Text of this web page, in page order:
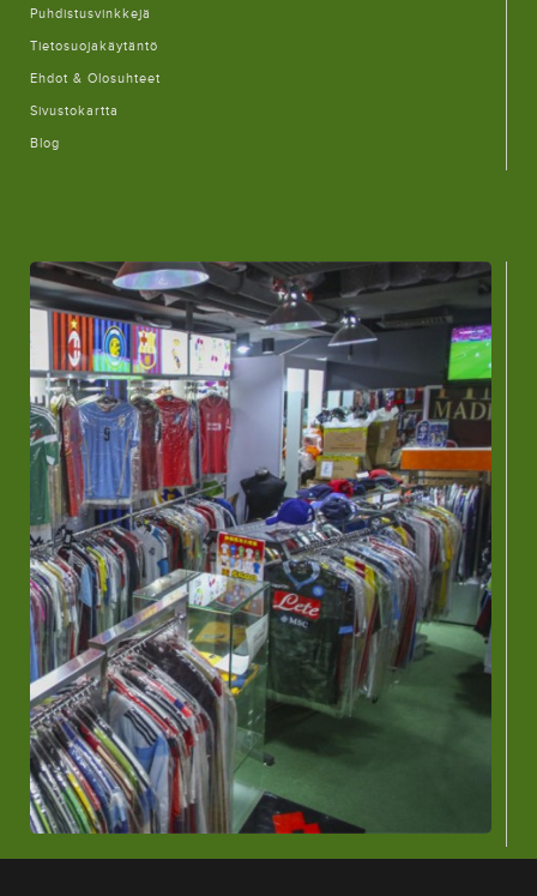
Puhdistusvinkkejä
Tietosuojakäytäntö
Ehdot & Olosuhteet
Sivustokartta
Blog